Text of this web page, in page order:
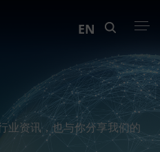
EN
业资讯，也与你分享我们的